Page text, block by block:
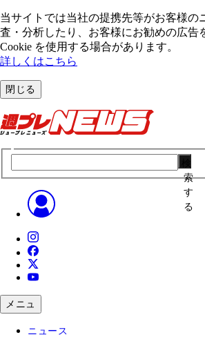
当サイトでは当社の提携先等がお客様の
査・分析したり、お客様にお勧めの広告
Cookie を使⽤する場合があります。
詳しくはこちら
閉じる
索
す
る
メニュ
ニュース